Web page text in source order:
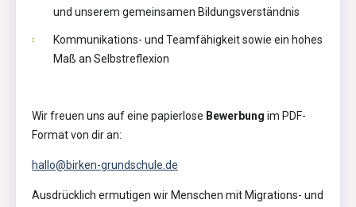
und unserem gemeinsamen Bildungsverständnis
Kommunikations- und Teamfähigkeit sowie ein hohes
Maß an Selbstreflexion
Wir freuen uns auf eine papierlose Bewerbung im PDF-
Format von dir an:
hallo@birken-grundschule.de
Ausdrücklich ermutigen wir Menschen mit Migrations- und